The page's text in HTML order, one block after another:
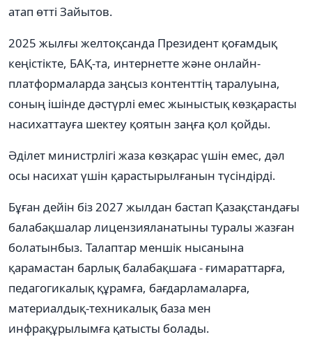
атап өтті Зайытов.
2025 жылғы желтоқсанда Президент қоғамдық
кеңістікте, БАҚ-та, интернетте және онлайн-
платформаларда заңсыз контенттің таралуына,
соның ішінде дәстүрлі емес жыныстық көзқарасты
насихаттауға шектеу қоятын заңға қол қойды.
Әділет министрлігі жаза көзқарас үшін емес, дәл
осы насихат үшін қарастырылғанын түсіндірді.
Бұған дейін біз 2027 жылдан бастап Қазақстандағы
балабақшалар лицензияланатыны туралы жазған
болатынбыз. Талаптар меншік нысанына
қарамастан барлық балабақшаға - ғимараттарға,
педагогикалық құрамға, бағдарламаларға,
материалдық-техникалық база мен
инфрақұрылымға қатысты болады.